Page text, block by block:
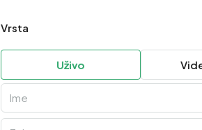
Vrsta
Uživo